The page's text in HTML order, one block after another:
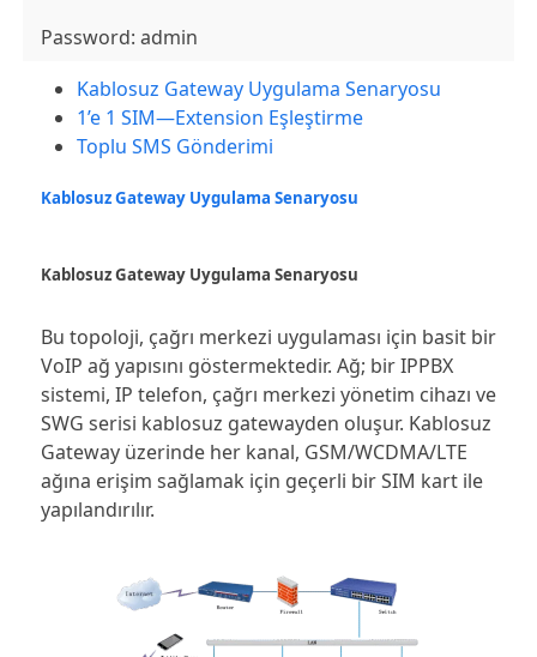
Password: admin
Kablosuz Gateway Uygulama Senaryosu
1’e 1 SIM—Extension Eşleştirme
Toplu SMS Gönderimi
Kablosuz Gateway Uygulama Senaryosu
Kablosuz Gateway Uygulama Senaryosu
Bu topoloji, çağrı merkezi uygulaması için basit bir
VoIP ağ yapısını göstermektedir. Ağ; bir IPPBX
sistemi, IP telefon, çağrı merkezi yönetim cihazı ve
SWG serisi kablosuz gatewayden oluşur. Kablosuz
Gateway üzerinde her kanal, GSM/WCDMA/LTE
ağına erişim sağlamak için geçerli bir SIM kart ile
yapılandırılır.